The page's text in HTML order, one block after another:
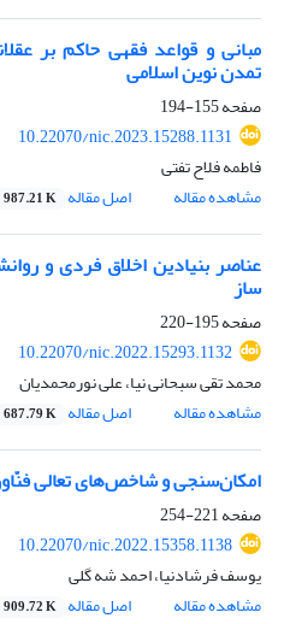
مبانی و قواعد فقهی حاکم بر
تمدن نوین اسلامی
صفحه155-194
10.22070/nic.2023.15288.1131
فاطمه فلاح تفتی
مشاهده مقاله
اصل مقاله 987.21 K
عناصر بنیادین اخلاق فردی و
ساز
صفحه195-220
10.22070/nic.2022.15293.1132
محمد تقی سبحانی نیا، علی نورمحمدیان
مشاهده مقاله
اصل مقاله 687.79 K
امکان‌سنجی و شاخص‌های تعالی
صفحه221-254
10.22070/nic.2022.15358.1138
یوسف فرشادنیا، احمد شه گلی
مشاهده مقاله
اصل مقاله 909.72 K